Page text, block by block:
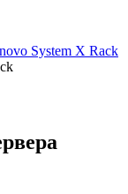
System X Rack